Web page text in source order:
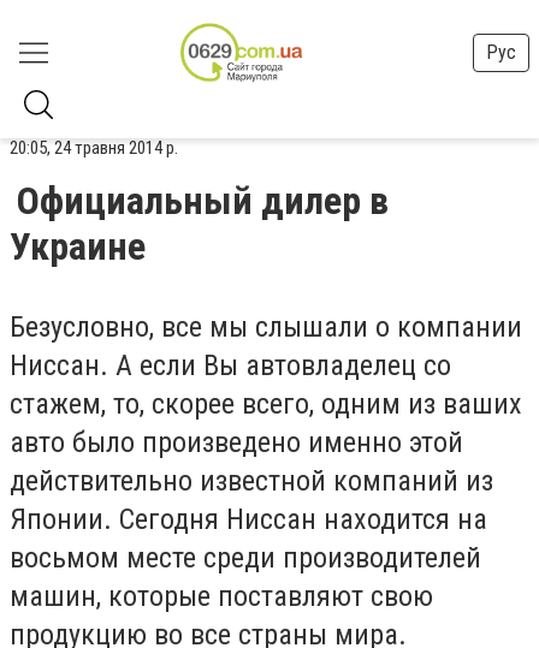
Рус
20:05, 24 травня 2014 р.
Официальный дилер в
Украине
Безусловно, все мы слышали о компании
Ниссан. А если Вы автовладелец со
стажем, то, скорее всего, одним из ваших
авто было произведено именно этой
действительно известной компаний из
Японии. Сегодня Ниссан находится на
восьмом месте среди производителей
машин, которые поставляют свою
продукцию во все страны мира.